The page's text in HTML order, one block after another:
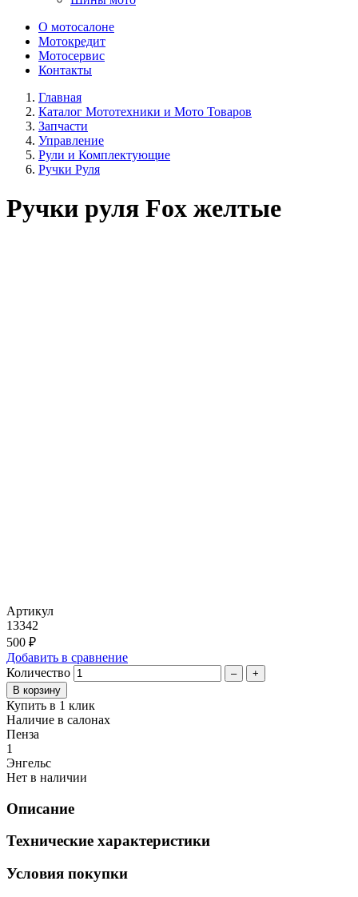
О мотосалоне
Мотокредит
Мотосервис
Контакты
Главная
Каталог Мототехники и Мото Товаров
Запчасти
Управление
Рули и Комплектующие
Ручки Руля
Ручки руля Fox желтые
Артикул
13342
500 ₽
Добавить в сравнение
Количество
– +
Купить в 1 клик
Наличие в салонах
Пенза
1
Энгельс
Нет в наличии
Описание
Технические характеристики
Условия покупки